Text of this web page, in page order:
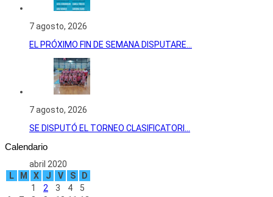
7 agosto, 2026
EL PRÓXIMO FIN DE SEMANA DISPUTARE...
7 agosto, 2026
SE DISPUTÓ EL TORNEO CLASIFICATORI...
Calendario
abril 2020
L
M X J V S D
1 2 3 4
5